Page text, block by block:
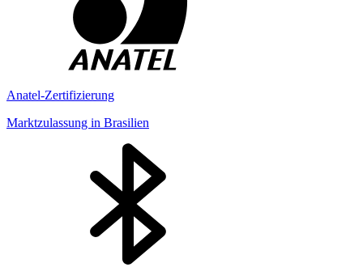
Anatel-Zertifizierung
Marktzulassung in Brasilien